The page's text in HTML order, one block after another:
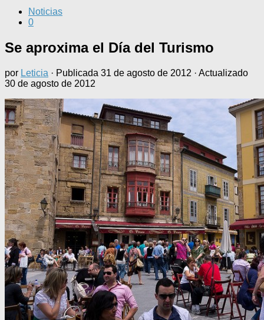
Noticias
0
Se aproxima el Día del Turismo
por Leticia · Publicada 31 de agosto de 2012 · Actualizado
30 de agosto de 2012